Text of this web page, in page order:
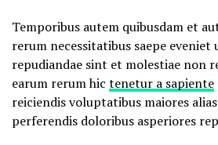
Temporibus autem quibusdam et
rerum necessitatibus saepe
repudiandae sint et molestiae non
earum rerum hic tenetur a sapiente
reiciendis voluptatibus maiores
perferendis doloribus asperiores